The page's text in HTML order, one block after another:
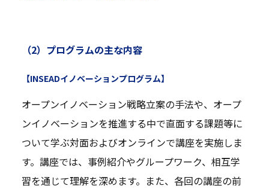
（2）プログラムの主な内容
【INSEADイノベーションプログラム】
オープンイノベーション戦略立案の手法や、オープ
ンイノベーションを推進する中で直面する課題等に
ついて学ぶ対面およびオンラインで講座を実施しま
す。講座では、事例紹介やグループワーク、相互学
習を通じて理解を深めます。また、各回の講座の前